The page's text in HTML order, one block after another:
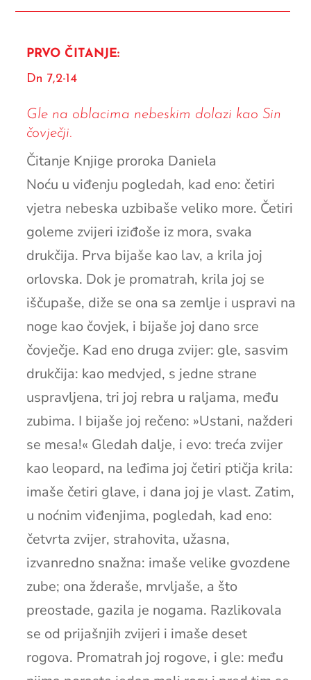
PRVO ČITANJE:
Dn 7,2-14
Gle na oblacima nebeskim dolazi kao Sin
čovječji.
Čitanje Knjige proroka Daniela
Noću u viđenju pogledah, kad eno: četiri
vjetra nebeska uzbibaše veliko more. Četiri
goleme zvijeri iziđoše iz mora, svaka
drukčija. Prva bijaše kao lav, a krila joj
orlovska. Dok je promatrah, krila joj se
iščupaše, diže se ona sa zemlje i uspravi na
noge kao čovjek, i bijaše joj dano srce
čovječje. Kad eno druga zvijer: gle, sasvim
drukčija: kao medvjed, s jedne strane
uspravljena, tri joj rebra u raljama, među
zubima. I bijaše joj rečeno: »Ustani, nažderi
se mesa!« Gledah dalje, i evo: treća zvijer
kao leopard, na leđima joj četiri ptičja krila:
imaše četiri glave, i dana joj je vlast. Zatim,
u noćnim viđenjima, pogledah, kad eno:
četvrta zvijer, strahovita, užasna,
izvanredno snažna: imaše velike gvozdene
zube; ona žderaše, mrvljaše, a što
preostade, gazila je nogama. Razlikovala
se od prijašnjih zvijeri i imaše deset
rogova. Promatrah joj rogove, i gle: među